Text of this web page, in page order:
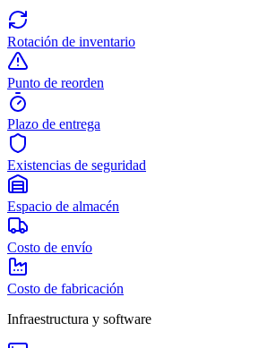
Rotación de inventario
Punto de reorden
Plazo de entrega
Existencias de seguridad
Espacio de almacén
Costo de envío
Costo de fabricación
Infraestructura y software